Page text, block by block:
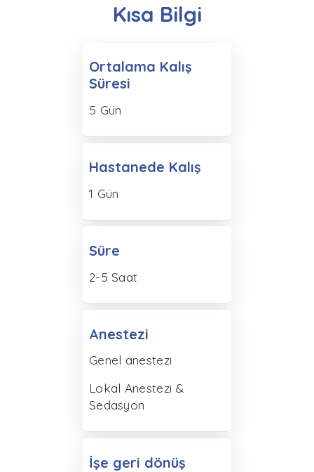
Kısa Bilgi
Ortalama Kalış
Süresi
5 Gün
Hastanede Kalış
1 Gün
Süre
2-5 Saat
Anestezi
Genel anestezi
Lokal Anestezi &
Sedasyon
İşe geri dönüş